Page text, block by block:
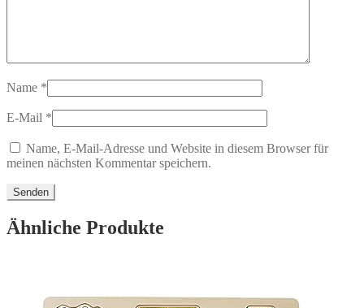
Name *
E-Mail *
Name, E-Mail-Adresse und Website in diesem Browser für
meinen nächsten Kommentar speichern.
Ähnliche Produkte